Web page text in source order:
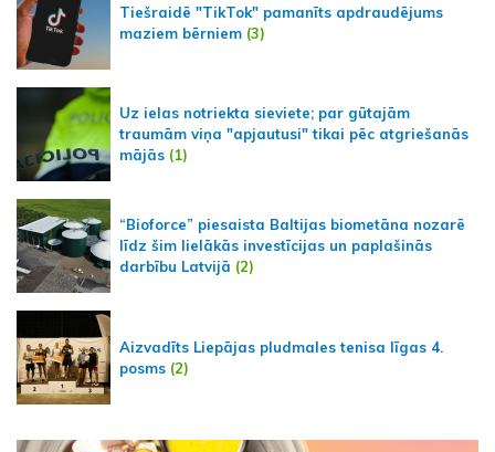
Tiešraidē "TikTok" pamanīts apdraudējums
maziem bērniem (3)
Uz ielas notriekta sieviete; par gūtajām
traumām viņa "apjautusi" tikai pēc atgriešanās
mājās (1)
“Bioforce” piesaista Baltijas biometāna nozarē
līdz šim lielākās investīcijas un paplašinās
darbību Latvijā (2)
Aizvadīts Liepājas pludmales tenisa līgas 4.
posms (2)